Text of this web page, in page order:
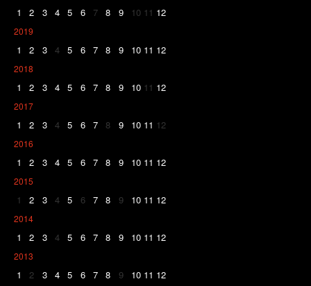
1 2 3 4 5 6 7 8 9 10 11 12
2019
1 2 3 4 5 6 7 8 9 10 11 12
2018
1 2 3 4 5 6 7 8 9 10 11 12
2017
1 2 3 4 5 6 7 8 9 10 11 12
2016
1 2 3 4 5 6 7 8 9 10 11 12
2015
1 2 3 4 5 6 7 8 9 10 11 12
2014
1 2 3 4 5 6 7 8 9 10 11 12
2013
1 2 3 4 5 6 7 8 9 10 11 12